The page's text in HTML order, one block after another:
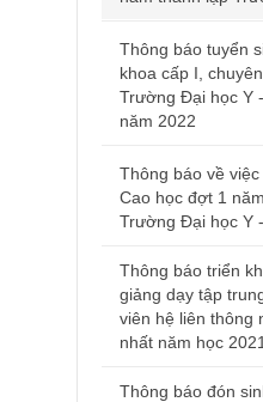
Thông báo tuyển
khoa cấp I,
Trường Đại học Y
năm 2022
Thông báo về
Cao học đợt 1
Trường Đại học Y
Thông báo triển
giảng dạy tập
viên hệ liên thông
nhất năm học
Thông báo đón